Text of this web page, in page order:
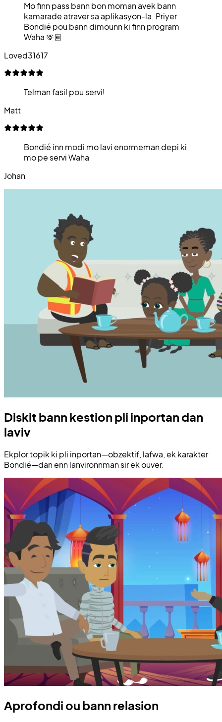
Mo finn pass bann bon moman avek bann
kamarade atraver sa aplikasyon-la. Priyer
Bondié pou bann dimounn ki finn program
Waha 🫶🏾
Loved31617
Telman fasil pou servi!
Matt
Bondié inn modi mo lavi enormeman depi ki
mo pe servi Waha
Johan
Diskit bann kestion pli inportan dan
laviv
Ekplor topik ki pli inportan—obzektif, lafwa, ek karakter
Bondié—dan enn lanvironnman sir ek ouver.
Aprofondi ou bann relasion